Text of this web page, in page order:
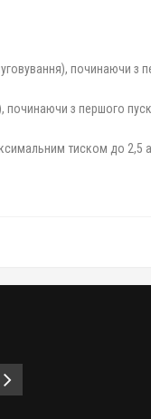
починаючи з
починаючи з першого
тиском до 2,5